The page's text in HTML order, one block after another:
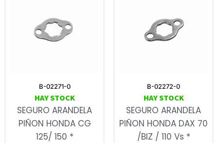
B-02271-0
HAY STOCK
SEGURO ARANDELA
PIÑON HONDA CG
125/ 150 *
B-02272-0
HAY STOCK
SEGURO ARANDELA
PIÑON HONDA DAX 70
/BIZ / 110 Vs *